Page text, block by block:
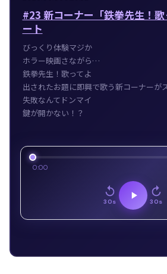
#23 新コーナー「鉄拳先生！
ート
びっくり体験マジか
ホラー映画さながら…
鉄拳先生！歌ってよ
出されたお題に即興で歌う新コーナーが
失敗なんてドンマイ
鍵が開かない！？
0:00
30s 30s